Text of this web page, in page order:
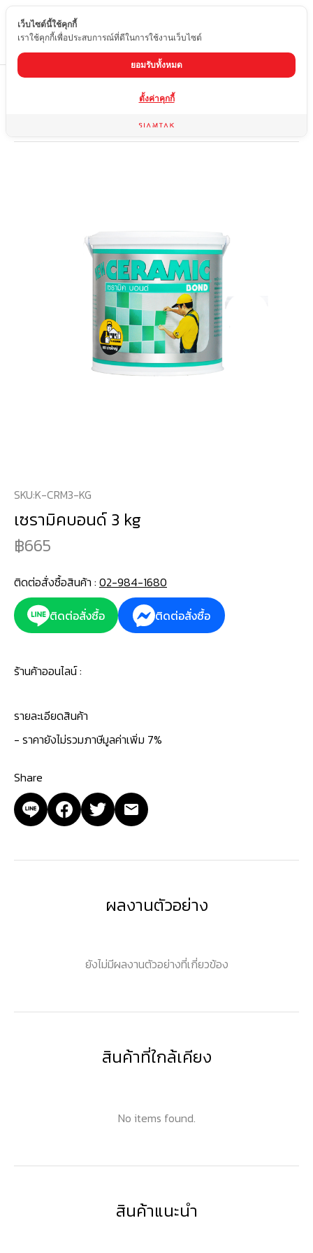
TH
ผลิตภัณฑ์สำหรับการติดตั้งและซ่อมแซม
SKU:K-CRM3-KG
เซรามิคบอนด์ 3 kg
665
ติดต่อสั่งซื้อสินค้า : 02-984-1680
ติดต่อสั่งซื้อ
ติดต่อสั่งซื้อ
ร้านค้าออนไลน์ :
รายละเอียดสินค้า
- ราคายังไม่รวมภาษีมูลค่าเพิ่ม 7%
Share
ผลงานตัวอย่าง
ยังไม่มีผลงานตัวอย่างที่เกี่ยวข้อง
สินค้าที่ใกล้เคียง
No items found.
สินค้าแนะนำ
เว็บไซต์นี้ใช้คุกกี้
เราใช้คุกกี้เพื่อประสบการณ์ที่ดีในการใช้งานเว็บไซต์
ยอมรับทั้งหมด
ตั้งค่าคุกกี้